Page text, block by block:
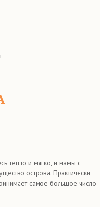
тепло и мягко, и мамы с
острова. Практически
самое большое число